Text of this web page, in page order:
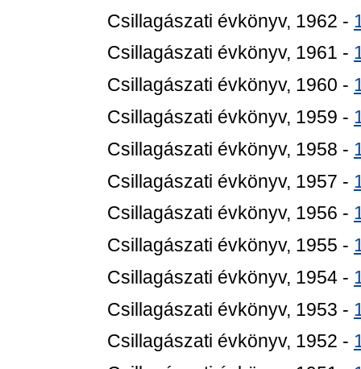
Csillagászati évkönyv, 1962 -
Csillagászati évkönyv, 1961 -
Csillagászati évkönyv, 1960 -
Csillagászati évkönyv, 1959 -
Csillagászati évkönyv, 1958 -
Csillagászati évkönyv, 1957 -
Csillagászati évkönyv, 1956 -
Csillagászati évkönyv, 1955 -
Csillagászati évkönyv, 1954 -
Csillagászati évkönyv, 1953 -
Csillagászati évkönyv, 1952 -